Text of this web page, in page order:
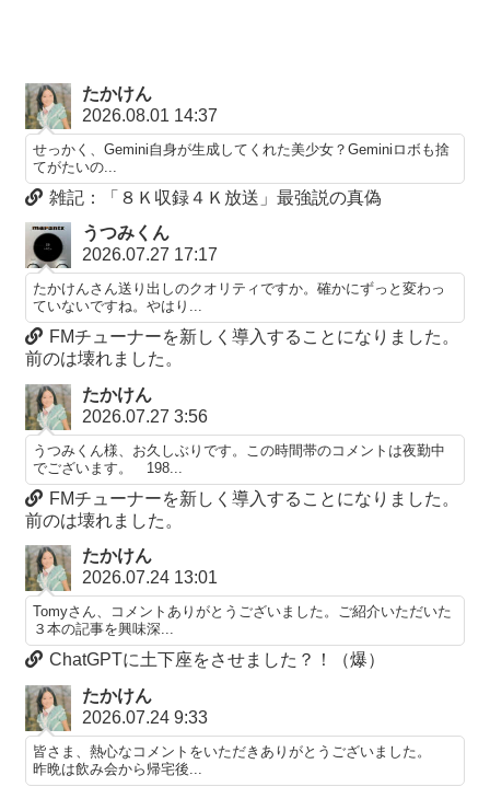
たかけん
2026.08.01 14:37
せっかく、Gemini自身が生成してくれた美少女？Geminiロボも捨
てがたいの...
雑記：「８Ｋ収録４Ｋ放送」最強説の真偽
うつみくん
2026.07.27 17:17
たかけんさん送り出しのクオリティですか。確かにずっと変わっ
ていないですね。やはり...
FMチューナーを新しく導入することになりました。
前のは壊れました。
たかけん
2026.07.27 3:56
うつみくん様、お久しぶりです。この時間帯のコメントは夜勤中
でございます。 198...
FMチューナーを新しく導入することになりました。
前のは壊れました。
たかけん
2026.07.24 13:01
Tomyさん、コメントありがとうございました。ご紹介いただいた
３本の記事を興味深...
ChatGPTに土下座をさせました？！（爆）
たかけん
2026.07.24 9:33
皆さま、熱心なコメントをいただきありがとうございました。
昨晩は飲み会から帰宅後...